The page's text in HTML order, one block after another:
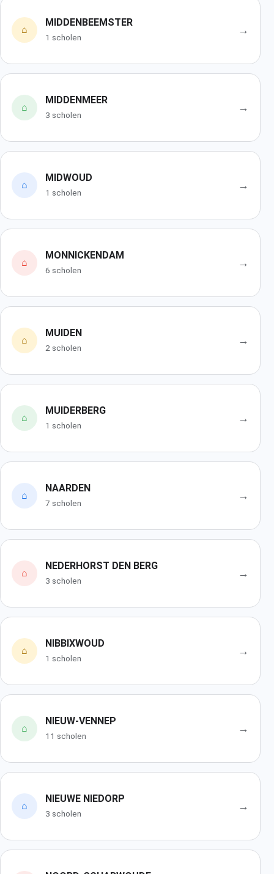
⌂
MIDDENBEEMSTER
1 scholen
→
⌂
MIDDENMEER
3 scholen
→
⌂
MIDWOUD
1 scholen
→
⌂
MONNICKENDAM
6 scholen
→
⌂
MUIDEN
2 scholen
→
⌂
MUIDERBERG
1 scholen
→
⌂
NAARDEN
7 scholen
→
⌂
NEDERHORST DEN BERG
3 scholen
→
⌂
NIBBIXWOUD
1 scholen
→
⌂
NIEUW-VENNEP
11 scholen
→
⌂
NIEUWE NIEDORP
3 scholen
→